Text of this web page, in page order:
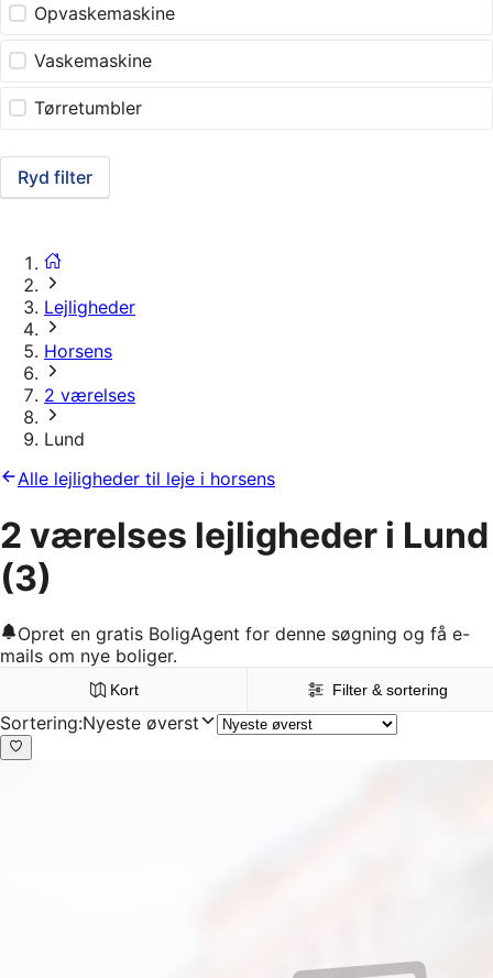
Opvaskemaskine
Vaskemaskine
Tørretumbler
Ryd filter
Lejligheder
Horsens
2 værelses
Lund
Alle lejligheder til leje i horsens
2 værelses lejligheder i Lund
(3)
Opret en gratis BoligAgent for denne søgning og få e-
mails om nye boliger.
Kort Filter & sortering
Sortering:Nyeste øverst